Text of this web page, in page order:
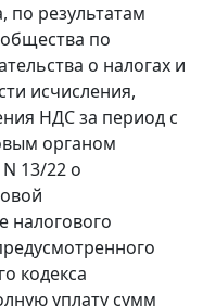
по результатам
по
о налогах и
исчисления,
НДС за период с
органом
13/22 о
налогового
кодекса
уплату сумм